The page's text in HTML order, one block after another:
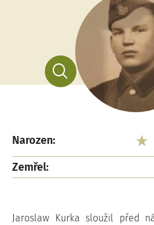
Narozen:
Zemřel:
Jaroslaw Kurka sloužil před